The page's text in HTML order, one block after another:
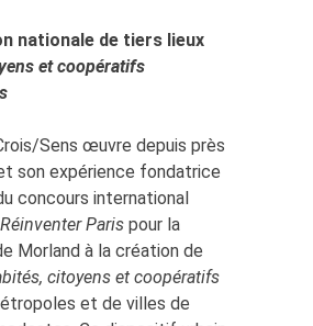
nationale de tiers lieux
et coopératifs
Sens œuvre depuis près
son expérience fondatrice
concours international
Réinventer Paris pour la
Morland à la création de
citoyens et coopératifs
et de villes de